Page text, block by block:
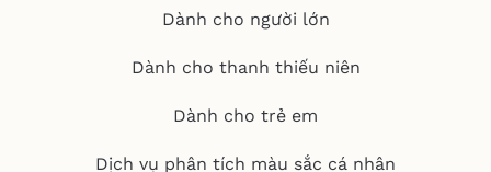
Dành cho người lớn
Dành cho thanh thiếu niên
Dành cho trẻ em
Dịch vụ phân tích màu sắc cá nhân